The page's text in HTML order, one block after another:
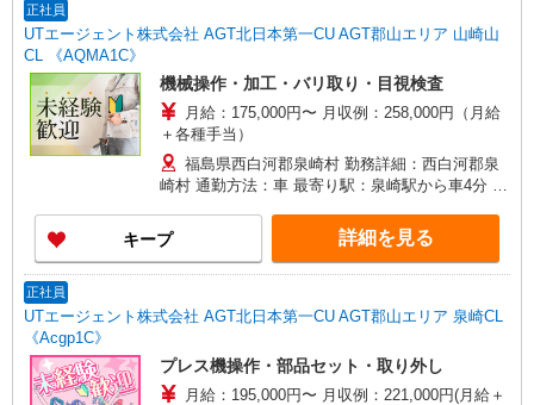
正社員
UTエージェント株式会社 AGT北日本第一CU AGT郡山エリア 山崎山
CL 《AQMA1C》
機械操作・加工・バリ取り・目視検査
月給：175,000円〜 月収例：258,000円（月給
＋各種手当）
福島県西白河郡泉崎村 勤務詳細：西白河郡泉
崎村 通勤方法：車 最寄り駅：泉崎駅から車4分 ※
キープ 詳細を見る
正社員
UTエージェント株式会社 AGT北日本第一CU AGT郡山エリア 泉崎CL
《Acgp1C》
プレス機操作・部品セット・取り外し
月給：195,000円〜 月収例：221,000円(月給＋